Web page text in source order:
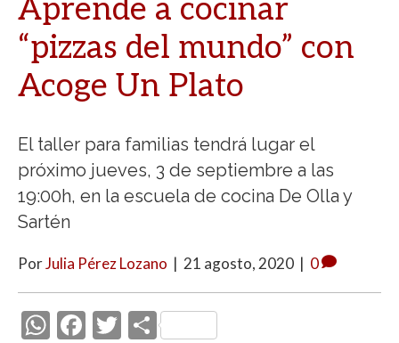
Aprende a cocinar
“pizzas del mundo” con
Acoge Un Plato
El taller para familias tendrá lugar el
próximo jueves, 3 de septiembre a las
19:00h, en la escuela de cocina De Olla y
Sartén
PorJulia Pérez Lozano | 21 agosto, 2020 | 0
W F
T C